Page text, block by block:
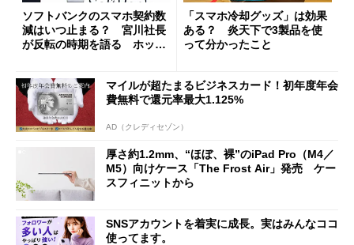
ソフトバンクのスマホ契約数
減はいつ止まる？ 宮川社長
が反転の時期を語る ホッピ
「スマホ冷却グッズ」は効果
ある？ 炎天下で3製品を使
って分かったこと
マイルが超たまるビジネスカード！初年度年会
費無料で還元率最大1.125%
AD（クレディセゾン）
厚さ約1.2mm、“ほぼ、裸”のiPad Pro（M4／
M5）向けケース「The Frost Air」発売 ケー
スフィニットから
SNSアカウントを着実に成長。実はみんなココ
使ってます。